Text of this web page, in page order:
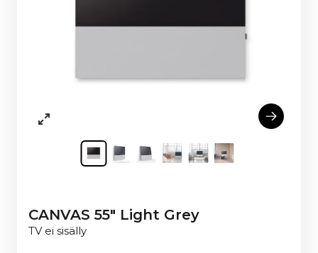
CANVAS 55" Light Grey
TV ei sisälly